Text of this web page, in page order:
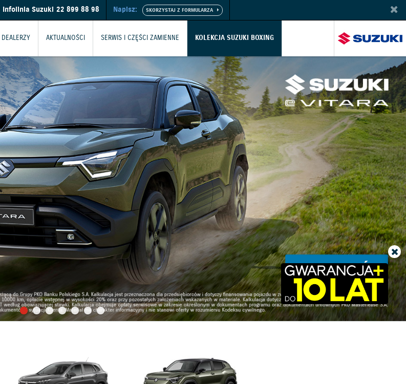
Infolinia Suzuki 22 899 88 98 Napisz:
DEALERZY AKTUALNOŚCI SERWIS I CZĘŚCI ZAMIENNE KOLEKCJA SUZUKI BOXING
DOWIEDZ SIĘ WIĘCEJ